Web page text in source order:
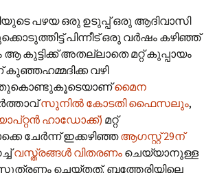
പഴയ ഒരു ഉടുപ്പ് ഒരു ആദിവാസി
പിന്നീട് ഒരു വര്‍ഷം കഴിഞ്ഞ്
കുട്ടിക്ക് അതല്ലാതെ മറ്റ് കുപ്പായം
കുഞ്ഞഹമ്മദിക്ക വഴി
മൈന
സുനില്‍ കോടതി ഫൈസലും,
ഹാഡോക്ക്) മറ്റ്
ചേര്‍ന്ന് ഇക്കഴിഞ്ഞആഗസ്റ്റ് 29ന്
വസ്ത്രങ്ങള്‍ വിതരണം ചെയ്യാനുള്ള
ചെയ്തത്. ബത്തേരിയിലെ